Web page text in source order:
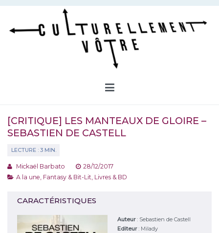
Aller
contenu
[CRITIQUE] LES MANTEAUX DE GLOIRE –
SEBASTIEN DE CASTELL
Mickaël Barbato
28/12/2017
A la une Fantasy & Bit-Lit Livres & BD
CARACTÉRISTIQUES
Auteur: Sebastien de Castell
Editeur: Milady